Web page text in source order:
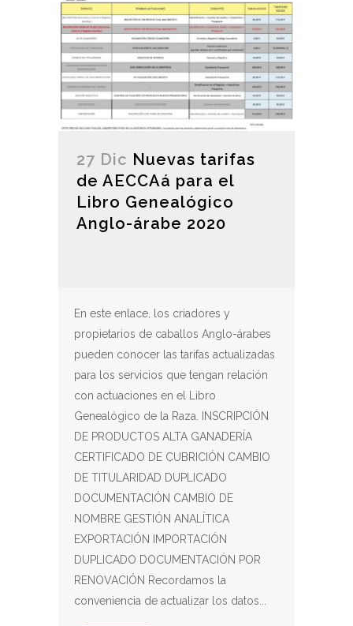
27 Dic Nuevas tarifas
de AECCAá para el
Libro Genealógico
Anglo-árabe 2020
En este enlace, los criadores y
propietarios de caballos Anglo-árabes
pueden conocer las tarifas actualizadas
para los servicios que tengan relación
con actuaciones en el Libro
Genealógico de la Raza. INSCRIPCIÓN
DE PRODUCTOS ALTA GANADERÍA
CERTIFICADO DE CUBRICIÓN CAMBIO
DE TITULARIDAD DUPLICADO
DOCUMENTACIÓN CAMBIO DE
NOMBRE GESTIÓN ANALÍTICA
EXPORTACIÓN IMPORTACIÓN
DUPLICADO DOCUMENTACIÓN POR
RENOVACIÓN Recordamos la
conveniencia de actualizar los datos...